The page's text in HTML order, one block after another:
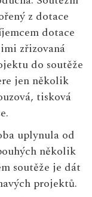
z dotace
dotace
zřizovaná
do soutěže
jen několik
tisková
uplynula od
několik
soutěže je dát
projektů.